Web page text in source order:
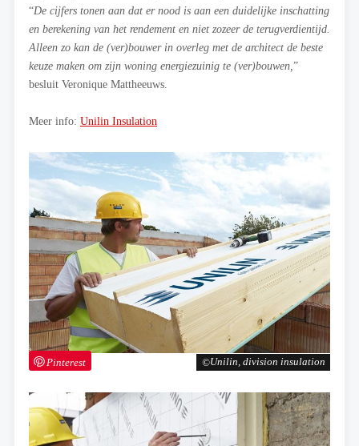
Unilin, division insulation
Pinterest
“De cijfers tonen aan dat er nood is aan een duidelijke inschatting
en berekening van het rendement en niet zozeer de terugverdientijd.
Alleen zo kan de (ver)bouwer in overleg met de architect de beste
keuze maken om zijn woning energiezuinig te (ver)bouwen,”
besluit Veronique Mattheeuws.
Meer info: Unilin Insulation